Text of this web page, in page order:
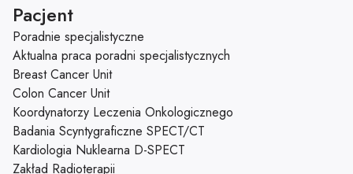
Pacjent
Poradnie specjalistyczne
Aktualna praca poradni specjalistycznych
Breast Cancer Unit
Colon Cancer Unit
Koordynatorzy Leczenia Onkologicznego
Badania Scyntygraficzne SPECT/CT
Kardiologia Nuklearna D-SPECT
Zakład Radioterapii